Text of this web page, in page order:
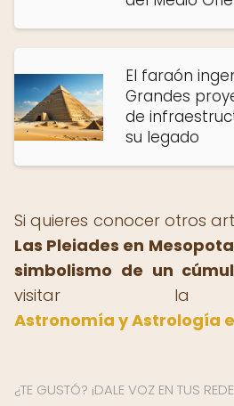
El faraón
Grandes
de
su legado
Si quieres conocer otros
Las Pleiades en
simbolismo de un
visitar la
Astronomía y Astrología
¿TE GUSTÓ? ¡DALE VOZ EN TUS